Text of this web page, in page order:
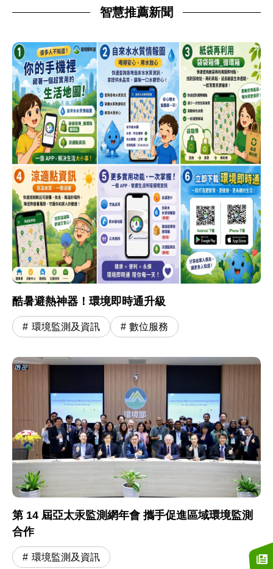
智慧推薦新聞
酷暑避熱神器！環境即時通升級
環境監測及資訊 數位服務
第 14 屆亞太汞監測網年會 攜手促進區域環境監測
合作
環境監測及資訊